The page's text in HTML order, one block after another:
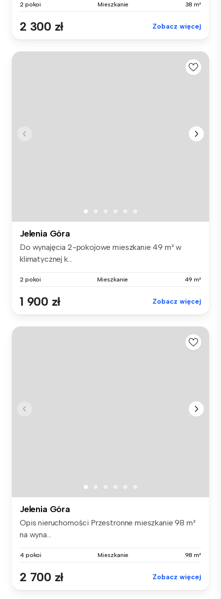
2 pokoi Mieszkanie 38 m²
2 300 zł Zobacz więcej
Jelenia Góra
Do wynajęcia 2-pokojowe mieszkanie 49 m² w
klimatycznej k...
2 pokoi Mieszkanie 49 m²
1 900 zł Zobacz więcej
Jelenia Góra
Opis nieruchomości Przestronne mieszkanie 98 m²
na wyna...
4 pokoi Mieszkanie 98 m²
2 700 zł Zobacz więcej